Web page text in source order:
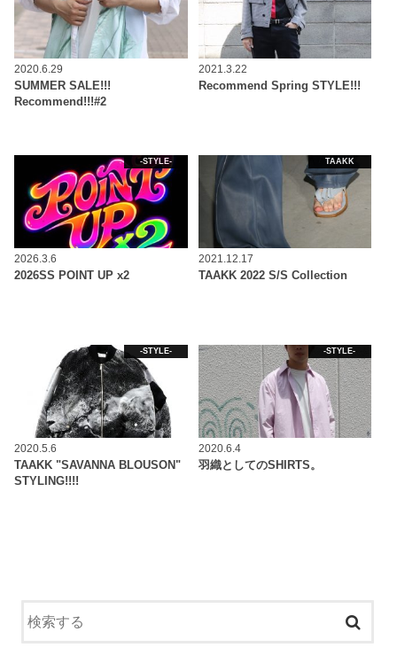
2020.6.29
SUMMER SALE!!!
Recommend!!!#2
2021.3.22
Recommend Spring STYLE!!!
-STYLE-
2026.3.6
2026SS POINT UP x2
TAAKK
2021.12.17
TAAKK 2022 S/S Collection
-STYLE-
2020.5.6
TAAKK "SAVANNA BLOUSON"
STYLING!!!!
-STYLE-
2020.6.4
羽織としてのSHIRTS。